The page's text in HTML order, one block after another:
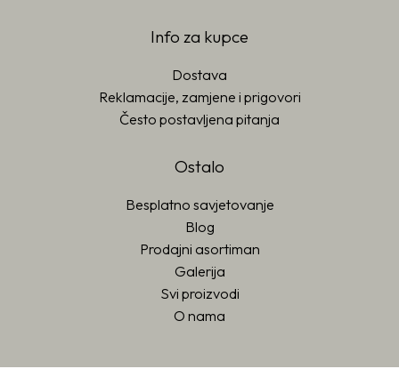
Info za kupce
Dostava
Reklamacije, zamjene i prigovori
Često postavljena pitanja
Ostalo
Besplatno savjetovanje
Blog
Prodajni asortiman
Galerija
Svi proizvodi
O nama